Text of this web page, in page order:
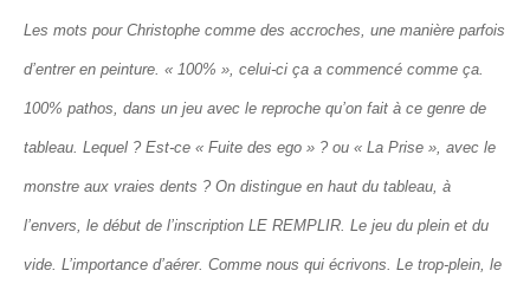
Les mots pour Christophe comme des accroches, une manière parfois
d’entrer en peinture. « 100% », celui-ci ça a commencé comme ça.
100% pathos, dans un jeu avec le reproche qu’on fait à ce genre de
tableau. Lequel ? Est-ce « Fuite des ego » ? ou « La Prise », avec le
monstre aux vraies dents ? On distingue en haut du tableau, à
l’envers, le début de l’inscription LE REMPLIR. Le jeu du plein et du
vide. L’importance d’aérer. Comme nous qui écrivons. Le trop-plein, le